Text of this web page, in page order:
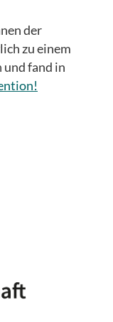
der
zu einem
und fand in